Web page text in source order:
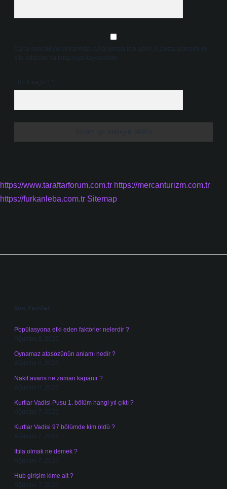
Daha sonraki yorumlarımda kullanılması için adım, e-posta adresim ve
site adresim bu tarayıcıya kaydedilsin.
10 - 4 kaçtır?
https://www.taraftarforum.com.tr https://mercanturizm.com.tr
https://furkanleba.com.tr Sitemap
Son Yazılar
Popülasyona etki eden faktörler nelerdir ?
Ağustos 8, 2026
Oynamaz atasözünün anlamı nedir ?
Ağustos 8, 2026
Nakit avans ne zaman kapanır ?
Ağustos 8, 2026
Kurtlar Vadisi Pusu 1. bölüm hangi yıl çıktı ?
Ağustos 7, 2026
Kurtlar Vadisi 97 bölümde kim öldü ?
Ağustos 7, 2026
Ittıla olmak ne demek ?
Ağustos 7, 2026
Hub girişim kime ait ?
Ağustos 7, 2026